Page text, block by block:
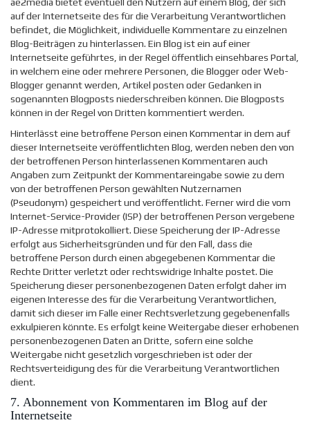
auf der Internetseite des für die Verarbeitung Verantwortlichen
befindet, die Möglichkeit, individuelle Kommentare zu einzelnen
Blog-Beiträgen zu hinterlassen. Ein Blog ist ein auf einer
Internetseite geführtes, in der Regel öffentlich einsehbares Portal,
in welchem eine oder mehrere Personen, die Blogger oder Web-
Blogger genannt werden, Artikel posten oder Gedanken in
sogenannten Blogposts niederschreiben können. Die Blogposts
können in der Regel von Dritten kommentiert werden.
Hinterlässt eine betroffene Person einen Kommentar in dem auf
dieser Internetseite veröffentlichten Blog, werden neben den von
der betroffenen Person hinterlassenen Kommentaren auch
Angaben zum Zeitpunkt der Kommentareingabe sowie zu dem
von der betroffenen Person gewählten Nutzernamen
(Pseudonym) gespeichert und veröffentlicht. Ferner wird die vom
Internet-Service-Provider (ISP) der betroffenen Person vergebene
IP-Adresse mitprotokolliert. Diese Speicherung der IP-Adresse
erfolgt aus Sicherheitsgründen und für den Fall, dass die
betroffene Person durch einen abgegebenen Kommentar die
Rechte Dritter verletzt oder rechtswidrige Inhalte postet. Die
Speicherung dieser personenbezogenen Daten erfolgt daher im
eigenen Interesse des für die Verarbeitung Verantwortlichen,
damit sich dieser im Falle einer Rechtsverletzung gegebenenfalls
exkulpieren könnte. Es erfolgt keine Weitergabe dieser erhobenen
personenbezogenen Daten an Dritte, sofern eine solche
Weitergabe nicht gesetzlich vorgeschrieben ist oder der
Rechtsverteidigung des für die Verarbeitung Verantwortlichen
dient.
7. Abonnement von Kommentaren im Blog auf der
Internetseite